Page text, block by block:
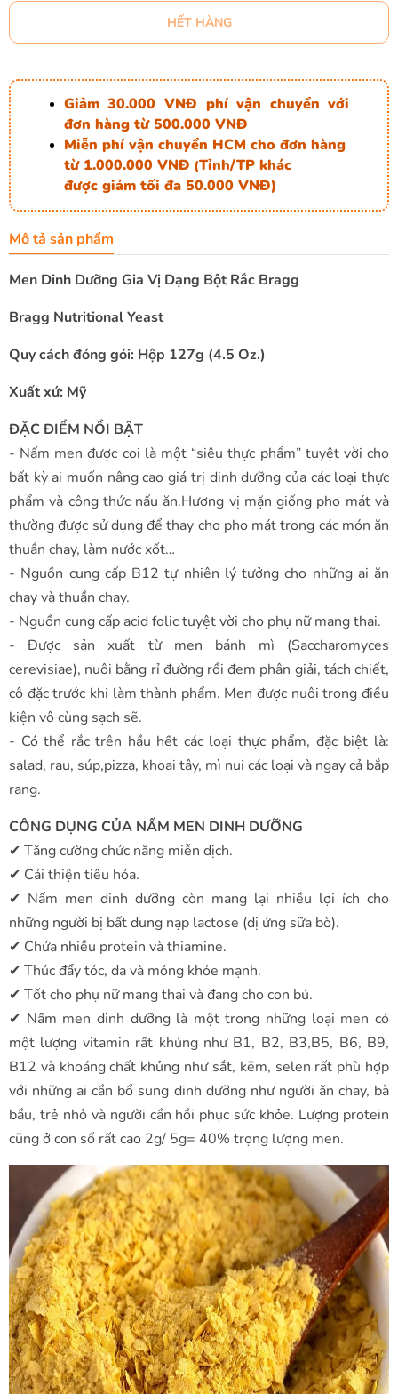
HẾT HÀNG
Giảm 30.000 VNĐ phí vận chuyển với
đơn hàng từ 500.000 VNĐ
Miễn phí vận chuyển HCM cho đơn hàng
từ 1.000.000 VNĐ (Tỉnh/TP khác
được giảm tối đa 50.000 VNĐ)
Mô tả sản phẩm
Men Dinh Dưỡng Gia Vị Dạng Bột Rắc Bragg
Bragg Nutritional Yeast
Quy cách đóng gói: Hộp 127g (4.5 Oz.)
Xuất xứ: Mỹ
ĐẶC ĐIỂM NỔI BẬT
- Nấm men được coi là một “siêu thực phẩm” tuyệt vời cho
bất kỳ ai muốn nâng cao giá trị dinh dưỡng của các loại thực
phẩm và công thức nấu ăn.Hương vị mặn giống pho mát và
thường được sử dụng để thay cho pho mát trong các món ăn
thuần chay, làm nước xốt…
- Nguồn cung cấp B12 tự nhiên lý tưởng cho những ai ăn
chay và thuần chay.
- Nguồn cung cấp acid folic tuyệt vời cho phụ nữ mang thai.
- Được sản xuất từ men bánh mì (Saccharomyces
cerevisiae), nuôi bằng rỉ đường rồi đem phân giải, tách chiết,
cô đặc trước khi làm thành phẩm. Men được nuôi trong điều
kiện vô cùng sạch sẽ.
- Có thể rắc trên hầu hết các loại thực phẩm, đặc biệt là:
salad, rau, súp,pizza, khoai tây, mì nui các loại và ngay cả bắp
rang.
CÔNG DỤNG CỦA NẤM MEN DINH DƯỠNG
✔ Tăng cường chức năng miễn dịch.
✔ Cải thiện tiêu hóa.
✔ Nấm men dinh dưỡng còn mang lại nhiều lợi ích cho
những người bị bất dung nạp lactose (dị ứng sữa bò).
✔ Chứa nhiều protein và thiamine.
✔ Thúc đẩy tóc, da và móng khỏe mạnh.
✔ Tốt cho phụ nữ mang thai và đang cho con bú.
✔ Nấm men dinh dưỡng là một trong những loại men có
một lượng vitamin rất khủng như B1, B2, B3,B5, B6, B9,
B12 và khoáng chất khủng như sắt, kẽm, selen rất phù hợp
với những ai cần bổ sung dinh dưỡng như người ăn chay, bà
bầu, trẻ nhỏ và người cần hồi phục sức khỏe. Lượng protein
cũng ở con số rất cao 2g/ 5g= 40% trọng lượng men.